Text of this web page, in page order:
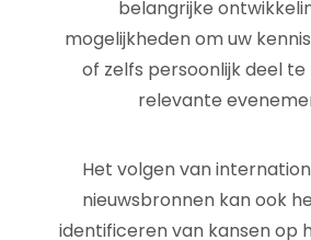
belangrijke
mogelijkheden om uw
of zelfs persoonlijk deel
relevante
Het volgen van
nieuwsbronnen kan ook
identificeren van kansen op